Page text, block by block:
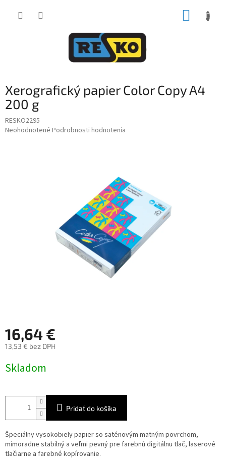
Xerografický papier Color Copy A4
200 g
RESKO2295
Priemerné
Neohodnotené Podrobnosti hodnotenia
16,64 €
13,53 € bez DPH
cena:
Skladom
Pridať do košíka
Špeciálny vysokobiely papier so saténovým matným povrchom,
mimoradne stabilný a veľmi pevný pre farebnú digitálnu tlač, laserové
tlačiarne a farebné kopírovanie.